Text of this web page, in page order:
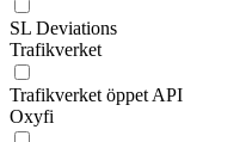
SL Deviations
Trafikverket
Trafikverket öppet API
Oxyfi